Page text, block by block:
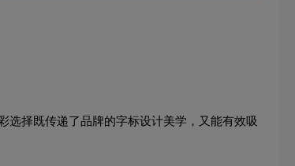
选择既传递了品牌的字标设计美学，又能有效吸